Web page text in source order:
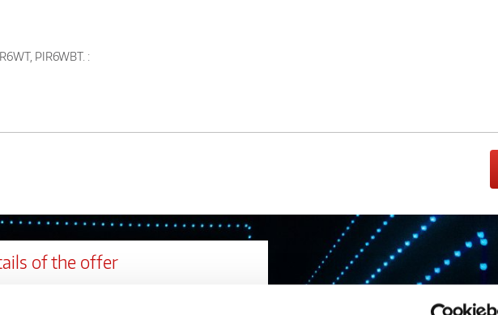
PIR6WBT. :
of the offer